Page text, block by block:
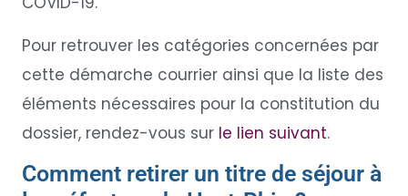
Pour retrouver les catégories concernées par
cette démarche courrier ainsi que la liste des
éléments nécessaires pour la constitution du
dossier, rendez-vous sur le lien suivant.
Comment retirer un titre de séjour à